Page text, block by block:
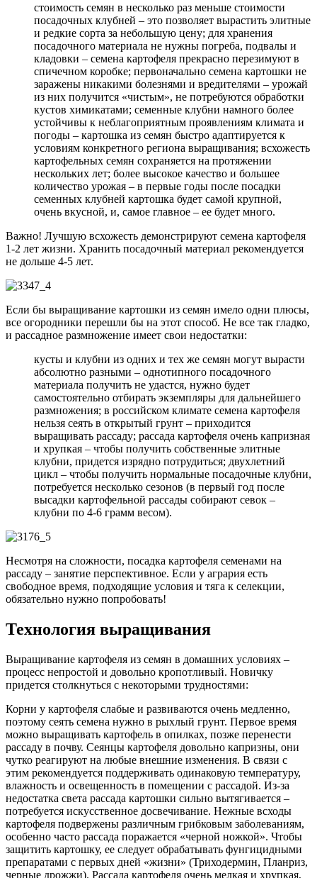
стоимость семян в несколько раз меньше стоимости
посадочных клубней – это позволяет вырастить элитные
и редкие сорта за небольшую цену; для хранения
посадочного материала не нужны погреба, подвалы и
кладовки – семена картофеля прекрасно перезимуют в
спичечном коробке; первоначально семена картошки не
заражены никакими болезнями и вредителями – урожай
из них получится «чистым», не потребуются обработки
кустов химикатами; семенные клубни намного более
устойчивы к неблагоприятным проявлениям климата и
погоды – картошка из семян быстро адаптируется к
условиям конкретного региона выращивания; всхожесть
картофельных семян сохраняется на протяжении
нескольких лет; более высокое качество и большее
количество урожая – в первые годы после посадки
семенных клубней картошка будет самой крупной,
очень вкусной, и, самое главное – ее будет много.
Важно! Лучшую всхожесть демонстрируют семена картофеля
1-2 лет жизни. Хранить посадочный материал рекомендуется
не дольше 4-5 лет.
Если бы выращивание картошки из семян имело одни плюсы,
все огородники перешли бы на этот способ. Не все так гладко,
и рассадное размножение имеет свои недостатки:
кусты и клубни из одних и тех же семян могут вырасти
абсолютно разными – однотипного посадочного
материала получить не удастся, нужно будет
самостоятельно отбирать экземпляры для дальнейшего
размножения; в российском климате семена картофеля
нельзя сеять в открытый грунт – приходится
выращивать рассаду; рассада картофеля очень капризная
и хрупкая – чтобы получить собственные элитные
клубни, придется изрядно потрудиться; двухлетний
цикл – чтобы получить нормальные посадочные клубни,
потребуется несколько сезонов (в первый год после
высадки картофельной рассады собирают севок –
клубни по 4-6 грамм весом).
Несмотря на сложности, посадка картофеля семенами на
рассаду – занятие перспективное. Если у агрария есть
свободное время, подходящие условия и тяга к селекции,
обязательно нужно попробовать!
Технология выращивания
Выращивание картофеля из семян в домашних условиях –
процесс непростой и довольно кропотливый. Новичку
придется столкнуться с некоторыми трудностями:
Корни у картофеля слабые и развиваются очень медленно,
поэтому сеять семена нужно в рыхлый грунт. Первое время
можно выращивать картофель в опилках, позже перенести
рассаду в почву. Сеянцы картофеля довольно капризны, они
чутко реагируют на любые внешние изменения. В связи с
этим рекомендуется поддерживать одинаковую температуру,
влажность и освещенность в помещении с рассадой. Из-за
недостатка света рассада картошки сильно вытягивается –
потребуется искусственное досвечивание. Нежные всходы
картофеля подвержены различным грибковым заболеваниям,
особенно часто рассада поражается «черной ножкой». Чтобы
защитить картошку, ее следует обрабатывать фунгицидными
препаратами с первых дней «жизни» (Триходермин, Планриз,
черные дрожжи). Рассада картофеля очень мелкая и хрупкая,